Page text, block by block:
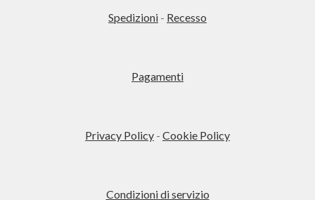
Spedizioni - Recesso
Pagamenti
Privacy Policy - Cookie Policy
Condizioni di servizio